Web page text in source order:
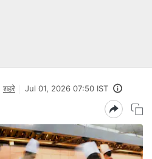
शहरे Jul 01, 2026 07:50 IST